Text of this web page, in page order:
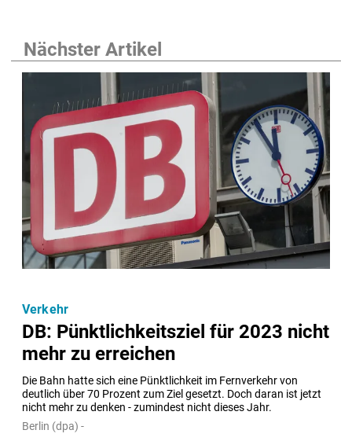
Nächster Artikel
DB: Pünktlichkeitsziel für 2023 nicht
mehr zu erreichen
Die Bahn hatte sich eine Pünktlichkeit im Fernverkehr von
deutlich über 70 Prozent zum Ziel gesetzt. Doch daran ist jetzt
nicht mehr zu denken - zumindest nicht dieses Jahr.
Verkehr
Berlin (dpa) -